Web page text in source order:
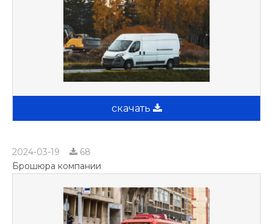
скачать
2024-03-19
68
Брошюра компании